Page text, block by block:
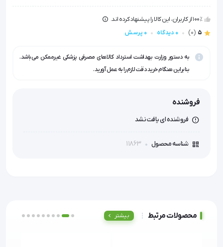
100٪ از کاربران، این کالا را پیشنهاد کرده اند.
5
(0) 0 دیدگاه 0 پرسش
به دستور وزارت بهداشت استرداد کالاهای مصرفی پزشکی غیرممکن می‌باشد.
بنابراین هنگام خرید دقت لازم را به عمل آورید.
فروشنده
فروشنده ای یافت نشد
شناسه محصول 11863
محصولات مرتبط بیشتر